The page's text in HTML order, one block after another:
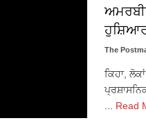
The
ਕਿਹਾ,
Read